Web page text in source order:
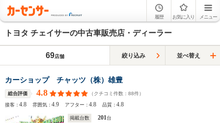
履歴 お気に入り メニュー
トヨタ チェイサーの中古車販売店・ディーラー
69店舗 絞り込み 並べ替え
カーショップ チャッツ（株）雄豊
総合評価 4.8 （クチコミ件数： 88件）
接客：4.8 雰囲気：4.9 アフター：4.8 品質：4.8
掲載台数 201台